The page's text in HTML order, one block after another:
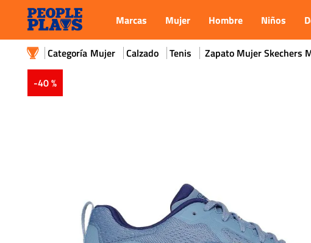
Marcas Mujer Hombre Niños
Mujer Calzado Tenis Zapato Mujer Skechers
-40 %